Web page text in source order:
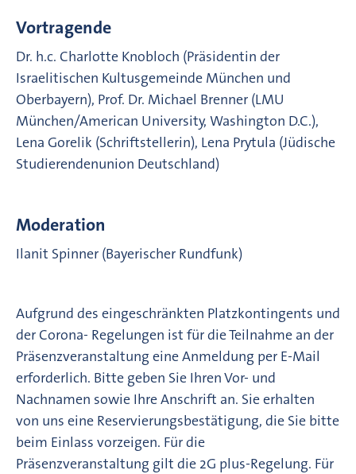
Vortragende
Dr. h.c. Charlotte Knobloch (Präsidentin der
Israelitischen Kultusgemeinde München und
Oberbayern), Prof. Dr. Michael Brenner (LMU
München/American University, Washington D.C.),
Lena Gorelik (Schriftstellerin), Lena Prytula (Jüdische
Studierendenunion Deutschland)
Moderation
Ilanit Spinner (Bayerischer Rundfunk)
Aufgrund des eingeschränkten Platzkontingents und
der Corona- Regelungen ist für die Teilnahme an der
Präsenzveranstaltung eine Anmeldung per E-Mail
erforderlich. Bitte geben Sie Ihren Vor- und
Nachnamen sowie Ihre Anschrift an. Sie erhalten
von uns eine Reservierungsbestätigung, die Sie bitte
beim Einlass vorzeigen. Für die
Präsenzveranstaltung gilt die 2G plus-Regelung. Für